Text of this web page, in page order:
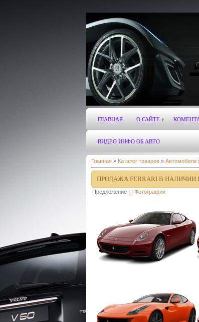
ГЛАВНАЯ О САЙТЕ
ВИДЕО ИНФО ОБ АВТО
Главная » Каталог товаров » Автомобили
ПРОДАЖА FERRARI В НАЛИЧИИ
Предложение | | Фотография